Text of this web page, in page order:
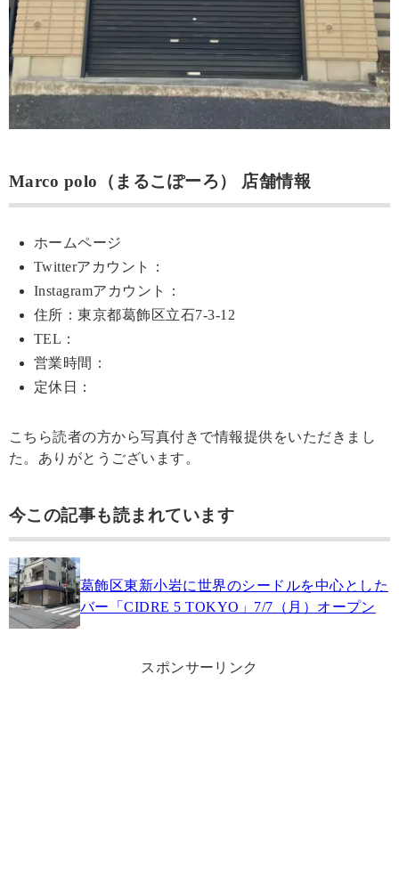
Marco polo（まるこぽーろ） 店舗情報
ホームページ
Twitterアカウント：
Instagramアカウント：
住所：東京都葛飾区立石7-3-12
TEL：
営業時間：
定休日：
こちら読者の方から写真付きで情報提供をいただきまし
た。ありがとうございます。
今この記事も読まれています
葛飾区東新小岩に世界のシードルを中心とした
バー「CIDRE 5 TOKYO」7/7（月）オープン
スポンサーリンク